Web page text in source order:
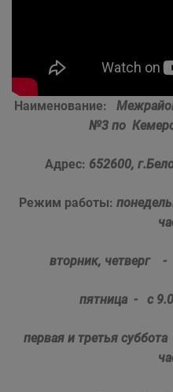
Наименование:
№3 по
Адрес: 652600, г
Режим работы:
вторник, четверг -
пятница - с
первая и третья